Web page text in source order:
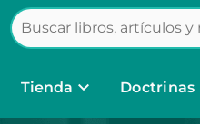
Tienda keyboard_arrow_down Doctrinas